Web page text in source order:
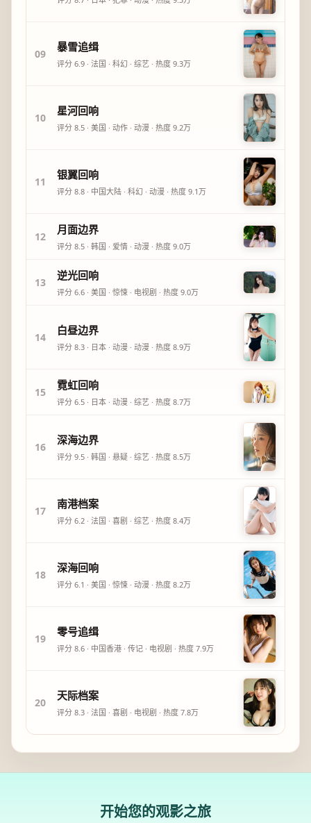
09
暴雪追缉
评分 6.9 · 法国 · 科幻 · 综艺 · 热度 9.3万
10
星河回响
评分 8.5 · 美国 · 动作 · 动漫 · 热度 9.2万
11
银翼回响
评分 8.8 · 中国大陆 · 科幻 · 动漫 · 热度 9.1万
12
月面边界
评分 8.5 · 韩国 · 爱情 · 动漫 · 热度 9.0万
13
逆光回响
评分 6.6 · 美国 · 惊悚 · 电视剧 · 热度 9.0万
14
白昼边界
评分 8.3 · 日本 · 动漫 · 动漫 · 热度 8.9万
15
霓虹回响
评分 6.5 · 日本 · 动漫 · 综艺 · 热度 8.7万
16
深海边界
评分 9.5 · 韩国 · 悬疑 · 综艺 · 热度 8.5万
17
南港档案
评分 6.2 · 法国 · 喜剧 · 综艺 · 热度 8.4万
18
深海回响
评分 6.1 · 美国 · 惊悚 · 动漫 · 热度 8.2万
19
零号追缉
评分 8.6 · 中国香港 · 传记 · 电视剧 · 热度 7.9万
20
天际档案
评分 8.3 · 法国 · 喜剧 · 电视剧 · 热度 7.8万
开始您的观影之旅